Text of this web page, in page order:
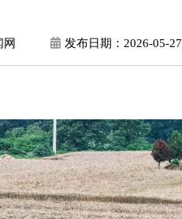
发布日期： 2026-05-27